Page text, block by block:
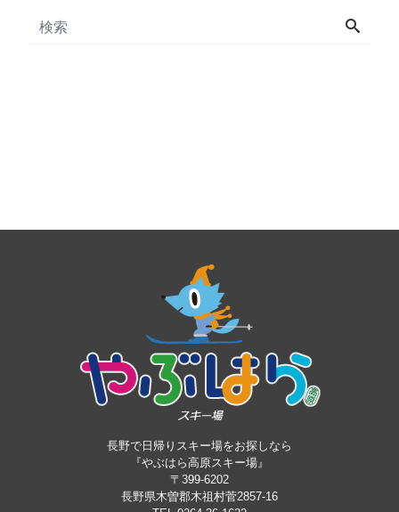
長野で日帰りスキー場をお探しなら
『やぶはら高原スキー場』
〒399-6202
長野県木曽郡木祖村菅2857-16